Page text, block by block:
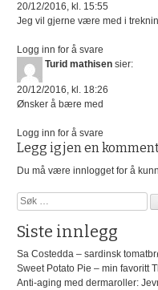
20/12/2016, kl. 15:55
Jeg vil gjerne være med i
Logg inn for å svare
Turid mathisen sier:
20/12/2016, kl. 18:26
Ønsker å bære med
Logg inn for å svare
Legg igjen en
Du må være innloggetfor å
Søk
etter:
Siste innlegg
Sa Costedda – sardinsk
Sweet Potato Pie – min favoritt
Anti-aging med dermaroller: